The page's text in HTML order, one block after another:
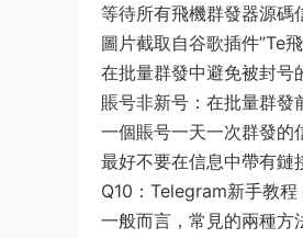
等待所有飛機群發器源碼
圖片截取自谷歌插件”Te
在批量群發中避免被封号
賬号非新号：在批量群發
一個賬号一天一次群發的
最好不要在信息中帶有鏈
Q10：Telegram新手教
一般而言，常見的兩種方